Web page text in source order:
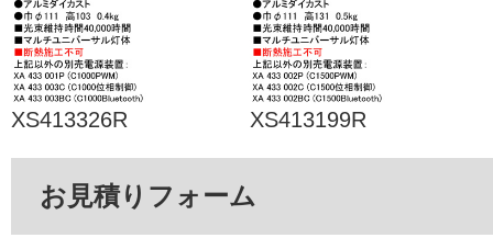
XS413326R XS413199R
お見積りフォーム